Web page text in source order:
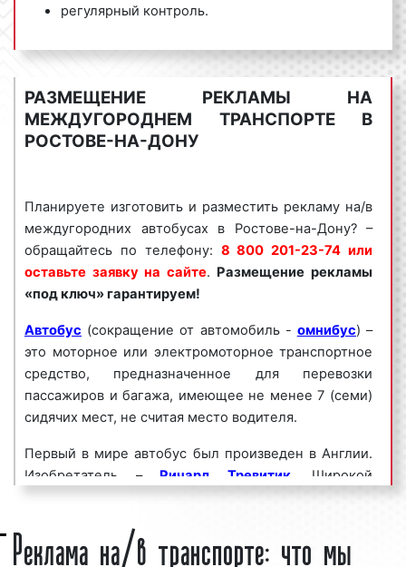
регулярный контроль.
Рекламное агентство «Фасад Медиа Групп»
предлагает большой выбор маршрутов, гибкие
условия размещения рекламы на/в междугородних
автобусах в Ростове-на-Дону и Ростовской
области, выгодные цены. Для получения
коммерческого предложения по размещению
обращайтесь по телефону:
8 800 201-23-74
или оставьте заявку на сайте
Размещение
рекламы на/в междугородних автобусах «под
Реклама на/в междугородних автобусах
пользуется
большим спросом
среди
объясняется целым рядом факторов:
высокая частота контактов;
массовый охват аудитории;
большое количество маршрутов;
разнообразие рекламных форматов;
аудиторию;
низкие цены и регулярные скидки.
РАЗМЕЩЕНИЕ РЕКЛАМЫ НА
МЕЖДУГОРОДНЕМ ТРАНСПОРТЕ В
РОСТОВЕ-НА-ДОНУ
Планируете изготовить и разместить рекламу на/в
междугородних автобусах в Ростове-на-Дону? –
обращайтесь по телефону: 8 800 201-23-74 или
оставьте заявку на сайте. Размещение рекламы
«под ключ» гарантируем!
Автобус (сокращение от автомобиль - омнибус) –
это моторное или электромоторное транспортное
средство, предназначенное для перевозки
пассажиров и багажа, имеющее не менее 7 (семи)
сидячих мест, не считая место водителя.
Первый в мире автобус был произведен в Англии.
Изобретатель – Ричард Тревитик. Широкой
публике автобус был представлен 24 декабря 1881
вмешавшая 8 пассажиров. В настоящее время
изготовление автобусов поставлено на поток.
Реклама на/в транспорте: что мы